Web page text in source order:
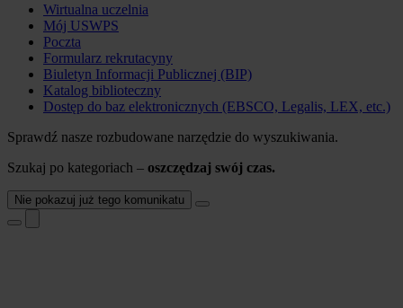
Wirtualna uczelnia
Mój USWPS
Poczta
Formularz rekrutacyny
Biuletyn Informacji Publicznej (BIP)
Katalog biblioteczny
Dostęp do baz elektronicznych (EBSCO, Legalis, LEX, etc.)
Sprawdź nasze rozbudowane narzędzie do wyszukiwania.
Szukaj po kategoriach – oszczędzaj swój czas.
Nie pokazuj już tego komunikatu